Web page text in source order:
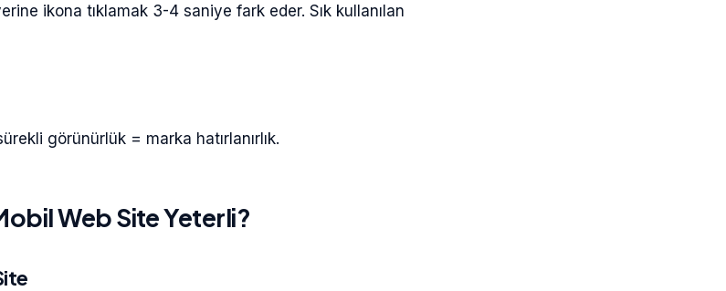
ikona tıklamak 3-4 saniye fark eder. Sık kullanılan
görünürlük = marka hatırlanırlık.
Web Site Yeterli?